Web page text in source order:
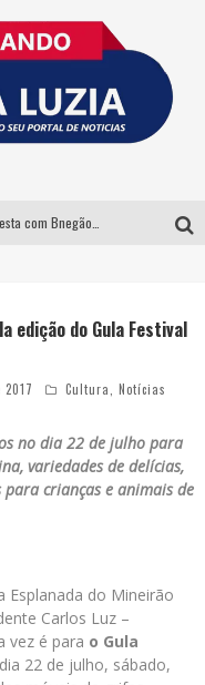
edição do Gula Festival
Cultura Notícias
no dia 22 de julho para
variedades de delícias,
para crianças e animais de
do Mineirão
Carlos Luz –
vez é para o Gula
22 de julho, sábado,